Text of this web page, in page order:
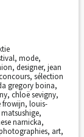
,mode,
, designer, jean
, sélection
gregory boina,
, chloë sevigny,
frowijn, louis-
,
narnicka,
, art,